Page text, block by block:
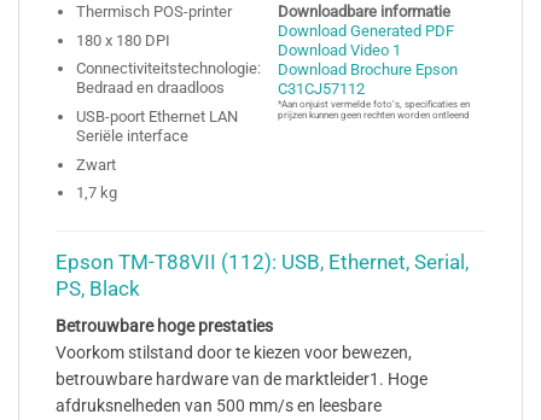
Thermisch POS-printer
180 x 180 DPI
Connectiviteitstechnologie:
Bedraad en draadloos
USB-poort Ethernet LAN
Seriële interface
Zwart
1,7 kg
Downloadbare informatie
Download Generated PDF
Download Video 1
Download Brochure Epson
C31CJ57112
*Aan onjuist vermelde foto’s, specificaties en
prijzen kunnen geen rechten worden ontleend
Epson TM-T88VII (112): USB, Ethernet, Serial,
PS, Black
Betrouwbare hoge prestaties
Voorkom stilstand door te kiezen voor bewezen,
betrouwbare hardware van de marktleider1. Hoge
afdruksnelheden van 500 mm/s en leesbare